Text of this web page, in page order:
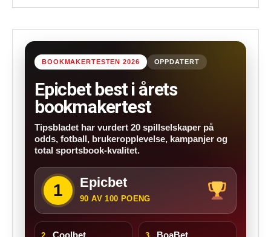
BOOKMAKERTESTEN 2026 OPPDATERT
Epicbet best i årets
bookmakertest
Tipsbladet har vurdert 20 spillselskaper på
odds, fotball, brukeropplevelse, kampanjer og
total sportsbook-kvalitet.
1 Epicbet
90 AV 100 POENG
2. Coolbet 3. BoaBet